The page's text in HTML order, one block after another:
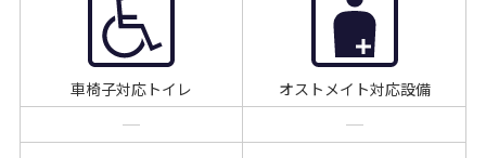
車椅子対応トイレ オストメイト対応設備